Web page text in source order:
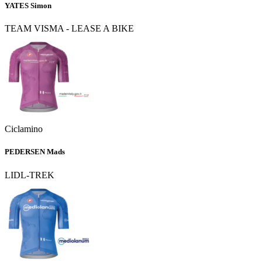
YATES Simon
TEAM VISMA - LEASE A BIKE
Ciclamino
PEDERSEN Mads
LIDL-TREK